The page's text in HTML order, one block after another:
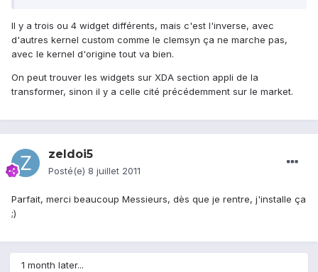
Il y a trois ou 4 widget différents, mais c'est l'inverse, avec
d'autres kernel custom comme le clemsyn ça ne marche pas,
avec le kernel d'origine tout va bien.
On peut trouver les widgets sur XDA section appli de la
transformer, sinon il y a celle cité précédemment sur le market.
zeldoi5
Posté(e) 8 juillet 2011
Parfait, merci beaucoup Messieurs, dès que je rentre, j'installe ça
;)
1 month later...